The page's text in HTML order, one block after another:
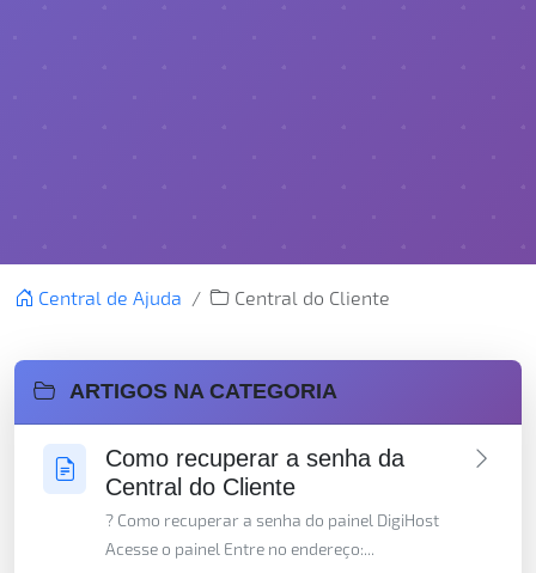
Central de Ajuda Central do Cliente
ARTIGOS NA CATEGORIA
Como recuperar a senha da
Central do Cliente
? Como recuperar a senha do painel DigiHost
Acesse o painel Entre no endereço:...